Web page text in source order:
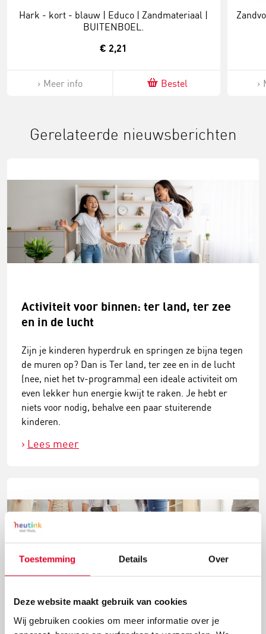
Toestemming Details Over
Deze website maakt gebruik van cookies
Wij gebruiken cookies om meer informatie over je
Hark - kort - blauw | Educo | Zandmateriaal |
BUITENBOEL.
€ 2,21
Meer info Bestel
Gerelateerde nieuwsberichten
Activiteit voor binnen: ter land, ter zee
en in de lucht
Zijn je kinderen hyperdruk en springen ze bijna tegen
de muren op? Dan is Ter land, ter zee en in de lucht
(nee, niet het tv-programma) een ideale activiteit om
even lekker hun energie kwijt te raken. Je hebt er
niets voor nodig, behalve een paar stuiterende
kinderen.
Lees meer
7 balspelletjes voor binnen (ja hoor, die